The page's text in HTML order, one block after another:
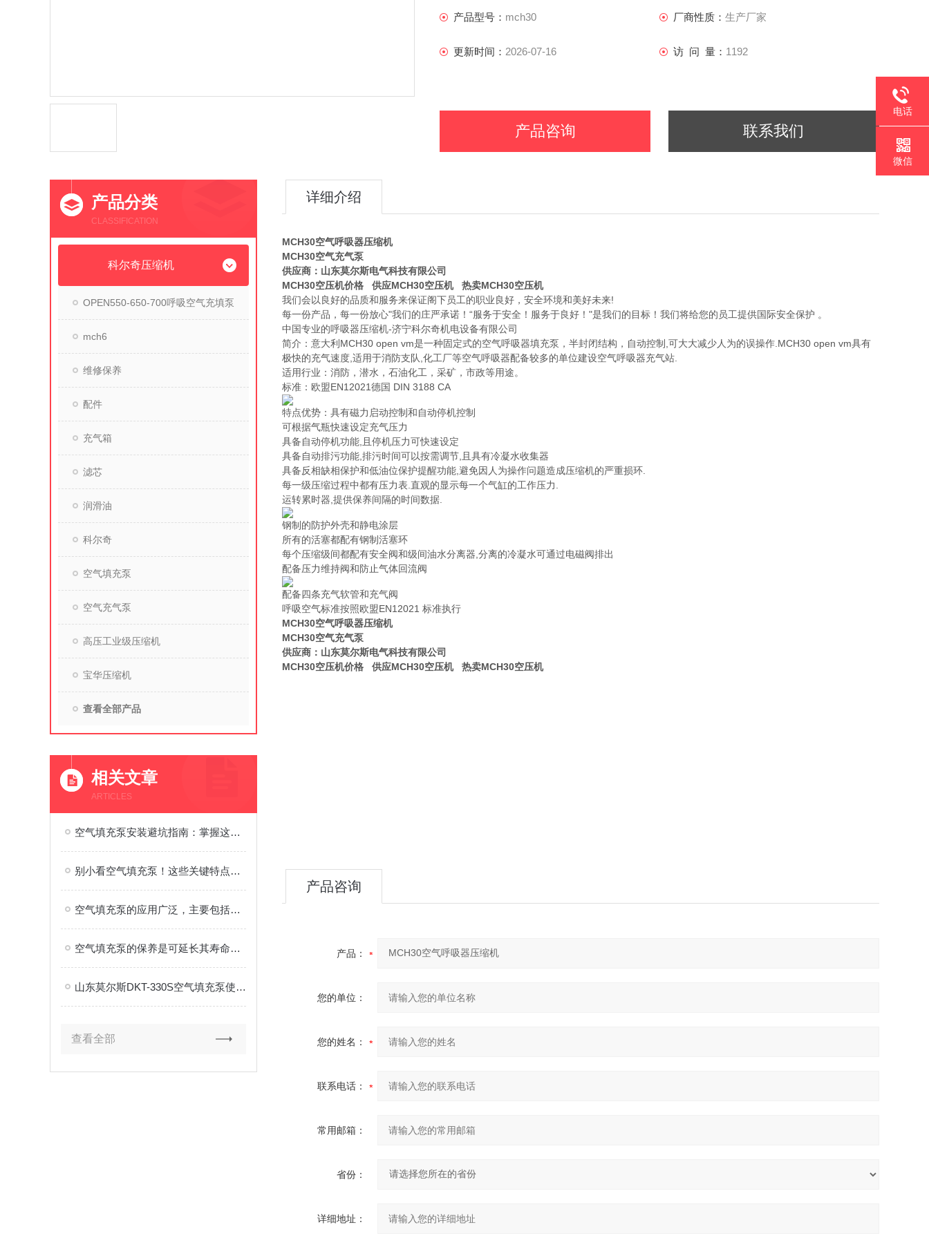
产品型号： mch30 厂商性质： 生产厂家
更新时间： 2026-07-16 访 问 量： 1192
产品咨询 联系我们
产品分类
CLASSIFICATION
科尔奇压缩机
OPEN550-650-700呼吸空气充填泵
mch6
维修保养
配件
充气箱
滤芯
润滑油
科尔奇
空气填充泵
空气充气泵
高压工业级压缩机
宝华压缩机
查看全部产品
相关文章
ARTICLES
空气填充泵安装避坑指南：掌握这些步骤，效率直接翻倍
别小看空气填充泵！这些关键特点，藏着设备脱颖而出的秘诀
空气填充泵的应用广泛，主要包括以下几个方面
空气填充泵的保养是可延长其寿命的关键
山东莫尔斯DKT-330S空气填充泵使用注意事项
查看全部
详细介绍
MCH30空气呼吸器压缩机
MCH30空气充气泵
供应商：山东莫尔斯电气科技有限公司
MCH30空压机价格 供应MCH30空压机 热卖MCH30空压机
我们会以良好的品质和服务来保证阁下员工的职业良好，安全环境和美好未来!
每一份产品，每一份放心"我们的庄严承诺！“服务于安全！服务于良好！"是我们的目标！我们将给您的员工提供国际安全保护 。
中国专业的呼吸器压缩机-济宁科尔奇机电设备有限公司
简介：意大利MCH30 open vm是一种固定式的空气呼吸器填充泵，半封闭结构，自动控制,可大大减少人为的误操作.MCH30 open vm具有
极快的充气速度,适用于消防支队,化工厂等空气呼吸器配备较多的单位建设空气呼吸器充气站.
适用行业：消防，潜水，石油化工，采矿，市政等用途。
标准：欧盟EN12021德国 DIN 3188 CA
特点优势：具有磁力启动控制和自动停机控制
可根据气瓶快速设定充气压力
具备自动停机功能,且停机压力可快速设定
具备自动排污功能,排污时间可以按需调节,且具有冷凝水收集器
具备反相缺相保护和低油位保护提醒功能,避免因人为操作问题造成压缩机的严重损环.
每一级压缩过程中都有压力表.直观的显示每一个气缸的工作压力.
运转累时器,提供保养间隔的时间数据.
钢制的防护外壳和静电涂层
所有的活塞都配有钢制活塞环
每个压缩级间都配有安全阀和级间油水分离器,分离的冷凝水可通过电磁阀排出
配备压力维持阀和防止气体回流阀
配备四条充气软管和充气阀
呼吸空气标准按照欧盟EN12021 标准执行
MCH30空气呼吸器压缩机
MCH30空气充气泵
供应商：山东莫尔斯电气科技有限公司
MCH30空压机价格 供应MCH30空压机 热卖MCH30空压机
产品咨询
产品：
您的单位：
您的姓名：
联系电话：
常用邮箱：
省份：
详细地址：
电话
微信